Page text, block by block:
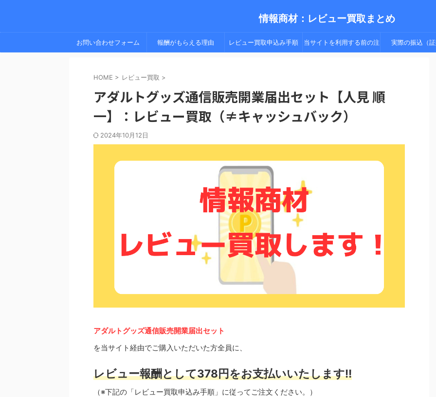
情報商材：レビュー買取まとめ
お問い合わせフォーム 報酬がもらえる理由 レビュー買取申込み手順 当サイトを利用する前の注 実際の振込（証
HOME > レビュー買取 >
アダルトグッズ通信販売開業届出セット【人見 順
一】：レビュー買取（≠キャッシュバック）
2024年10月12日
アダルトグッズ通信販売開業届出セット
を当サイト経由でご購入いただいた方全員に、
レビュー報酬として378円をお支払いいたします!!
（※下記の「レビュー買取申込み手順」に従ってご注文ください。）